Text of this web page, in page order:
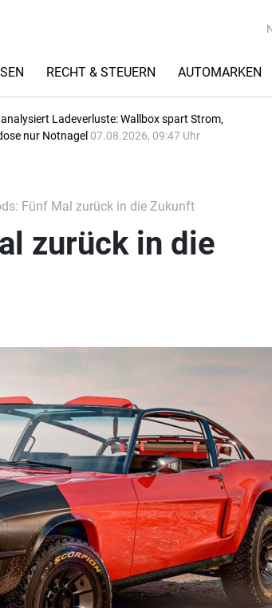
RECHT & STEUERN AUTOMARKEN
analysiert Ladeverluste: Wallbox spart Strom,
nur Notnagel 07.08.2026, 09:47 Uhr
Fünf Mal zurück in die Zukunft
zurück in die